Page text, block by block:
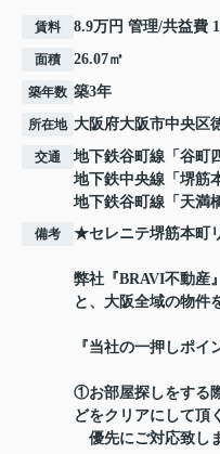
賃料 8.9万円 管理/共益費
面積 26.07㎡
築年数 築3年
所在地 大阪府大阪市中央区
交通 地下鉄谷町線 「 谷町
地下鉄中央線 「 堺筋
地下鉄谷町線 「 天満
備考 ★セレニテ堺筋本町
弊社『BRAVI不動産
と、大阪全域の物件
『当社の一押しポイ
①お部屋探しをする
どをクリアにして頂
優先にご対応致し